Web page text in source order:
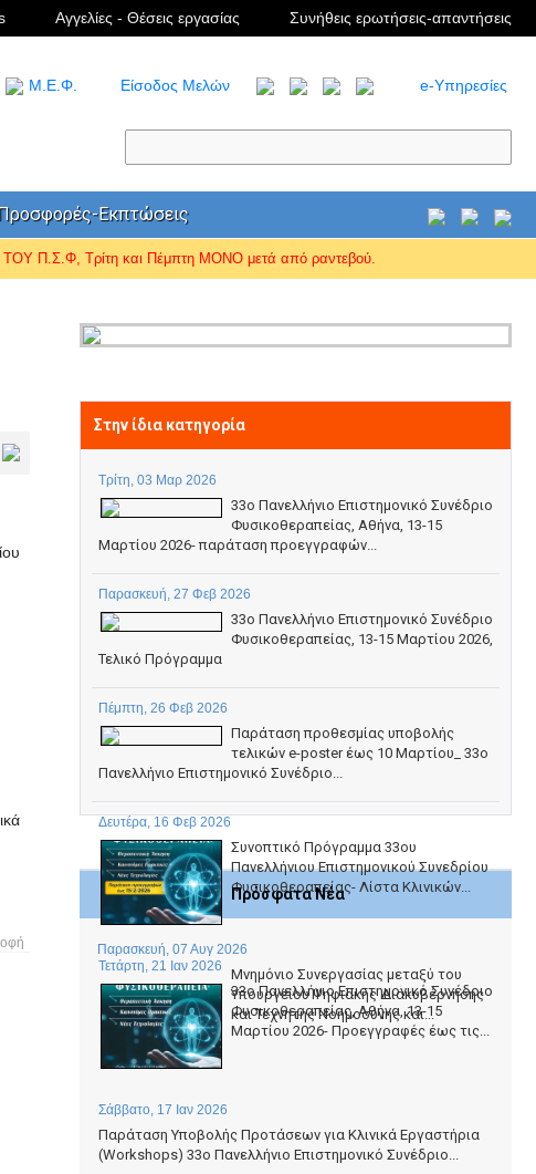
Αγγελίες - Θέσεις εργασίας Συνήθεις ερωτήσεις-απαντήσεις
Μ.Ε.Φ. Είσοδος Μελών e-Υπηρεσίες
Εκπτώσεις
Π.Σ.Φ, Τρίτη και Πέμπτη ΜΟΝΟ μετά από ραντεβού.
Στην ίδια κατηγορία
Τρίτη, 03 Μαρ 2026
33ο Πανελλήνιο Επιστημονικό Συνέδριο
Φυσικοθεραπείας, Αθήνα, 13-15
Μαρτίου 2026- παράταση προεγγραφών...
Παρασκευή, 27 Φεβ 2026
33ο Πανελλήνιο Επιστημονικό Συνέδριο
Φυσικοθεραπείας, 13-15 Μαρτίου 2026,
Τελικό Πρόγραμμα
Πέμπτη, 26 Φεβ 2026
Παράταση προθεσμίας υποβολής
τελικών e-poster έως 10 Μαρτίου_ 33ο
Πανελλήνιο Επιστημονικό Συνέδριο...
Δευτέρα, 16 Φεβ 2026
Συνοπτικό Πρόγραμμα 33ου
Πανελλήνιου Επιστημονικού Συνεδρίου
Φυσικοθεραπείας- Λίστα Κλινικών...
Τετάρτη, 21 Ιαν 2026
33ο Πανελλήνιο Επιστημονικό Συνέδριο
Φυσικοθεραπείας, Αθήνα, 13-15
Μαρτίου 2026- Προεγγραφές έως τις...
Σάββατο, 17 Ιαν 2026
Παράταση Υποβολής Προτάσεων για Κλινικά Εργαστήρια
(Workshops) 33ο Πανελλήνιο Επιστημονικό Συνέδριο...
Πρόσφατα Νέα
Παρασκευή, 07 Αυγ 2026
Μνημόνιο Συνεργασίας μεταξύ του
Υπουργείου Ψηφιακής Διακυβέρνησης
και Τεχνητής Νοημοσύνης και...